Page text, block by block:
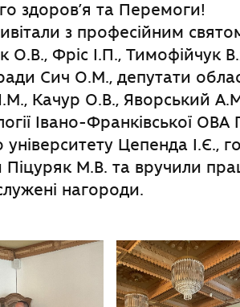
здоров’я та Перемоги!
з професійним
Фріс І.П., Тимофійчук
Сич О.М., депутати
Качур О.В., Яворський
Івано-Франківської ОВА
Цепенда І.Є.,
Піцуряк М.В. та вручили
нагороди.